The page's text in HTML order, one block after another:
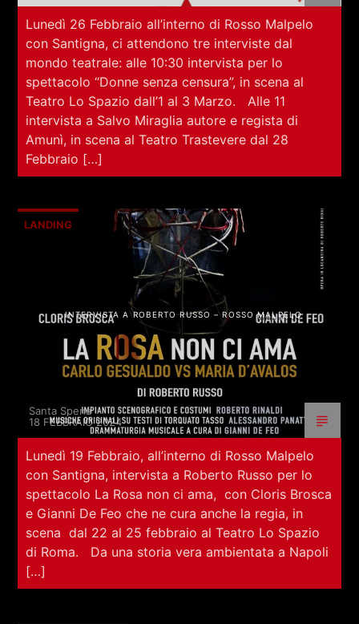
Lunedì 26 Febbraio all’interno di Rosso Malpelo
con Santigna, ci attendono tre interviste dal
mondo teatrale: alle 10:30 intervista per lo
spettacolo “Donne senza censura”, in scena al
Teatro Lo Spazio dall’1 al 3 Marzo. Alle 11
intervista a Salvo Miraglia autore e regista di
Amunì, in scena al Teatro Trastevere dal 28
Febbraio […]
LANDING
INTERVISTA A ROBERTO RUSSO – ROSSO MALPELO
Santa Spena
18 FEBBRAIO 2024
Lunedì 19 Febbraio, all’interno di Rosso Malpelo
con Santigna, intervista a Roberto Russo per lo
spettacolo La Rosa non ci ama, con Cloris Brosca
e Gianni De Feo che ne cura anche la regia, in
scena dal 22 al 25 febbraio al Teatro Lo Spazio
di Roma. Da una storia vera ambientata a Napoli
[…]